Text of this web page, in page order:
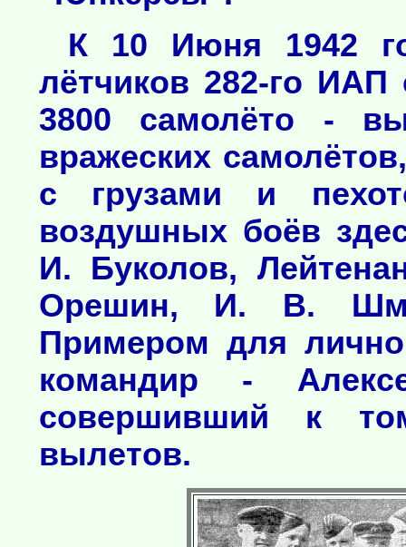
К 10 Июня 1942
лётчиков 282-го
3800 самолёто -
вражеских
с грузами и
воздушных боёв
И. Буколов,
Орешин, И. В.
Примером для
командир -
совершивший к
вылетов.